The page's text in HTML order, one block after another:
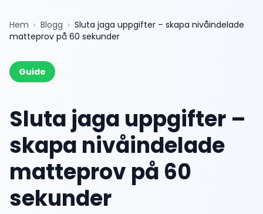
Hem › Blogg › Sluta jaga uppgifter – skapa nivåindelade
matteprov på 60 sekunder
Guide
Sluta jaga uppgifter –
skapa nivåindelade
matteprov på 60
sekunder